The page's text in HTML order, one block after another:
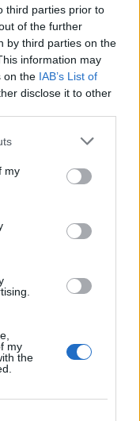
third parties prior to
of the further
by third parties on the
information may
on the IAB’s List of
disclose it to other
my
my
the
in
gli operatori
agenzie e
economico del
nomine, sono le
la nota